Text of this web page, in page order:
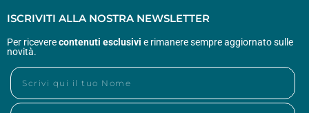
ISCRIVITI ALLA NOSTRA NEWSLETTER
Per riceverecontenuti esclusivi e rimanere sempre aggiornato sulle
novità.